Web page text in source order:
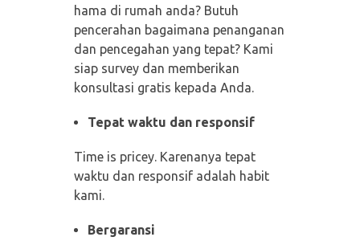
hama di rumah anda? Butuh
pencerahan bagaimana penanganan
dan pencegahan yang tepat? Kami
siap survey dan memberikan
konsultasi gratis kepada Anda.
Tepat waktu dan responsif
Time is pricey. Karenanya tepat
waktu dan responsif adalah habit
kami.
Bergaransi